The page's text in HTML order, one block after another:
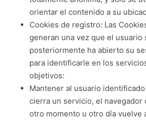
orientar el contenido a su
Cookies de registro: Las
generan una vez que el usuario
posteriormente ha abierto su
para identificarle en los
objetivos:
Mantener al usuario
cierra un servicio, el navegador
otro momento u otro día vuelve